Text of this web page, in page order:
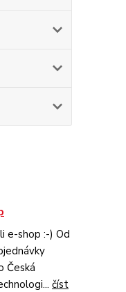
e-shop :-) Od
Česká
číst